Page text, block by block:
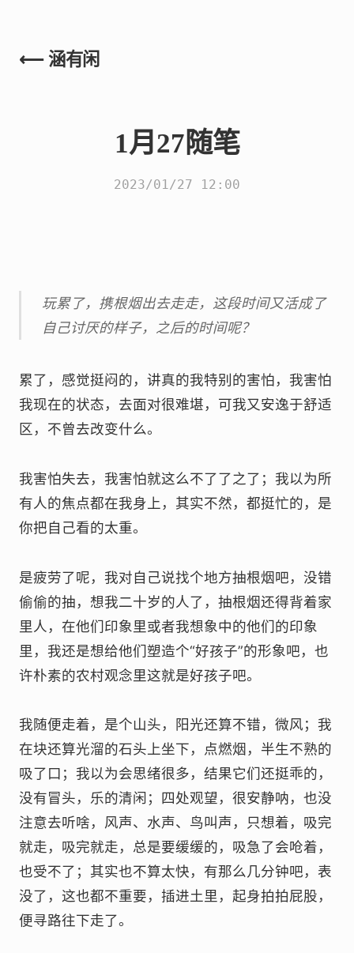
⟵ 涵有闲
1月27随笔
2023/01/27 12:00
玩累了，携根烟出去走走，这段时间又活成了
自己讨厌的样子，之后的时间呢？
累了，感觉挺闷的，讲真的我特别的害怕，我害怕
我现在的状态，去面对很难堪，可我又安逸于舒适
区，不曾去改变什么。
我害怕失去，我害怕就这么不了了之了；我以为所
有人的焦点都在我身上，其实不然，都挺忙的，是
你把自己看的太重。
是疲劳了呢，我对自己说找个地方抽根烟吧，没错
偷偷的抽，想我二十岁的人了，抽根烟还得背着家
里人，在他们印象里或者我想象中的他们的印象
里，我还是想给他们塑造个“好孩子”的形象吧，也
许朴素的农村观念里这就是好孩子吧。
我随便走着，是个山头，阳光还算不错，微风；我
在块还算光溜的石头上坐下，点燃烟，半生不熟的
吸了口；我以为会思绪很多，结果它们还挺乖的，
没有冒头，乐的清闲；四处观望，很安静呐，也没
注意去听啥，风声、水声、鸟叫声，只想着，吸完
就走，吸完就走，总是要缓缓的，吸急了会呛着，
也受不了；其实也不算太快，有那么几分钟吧，表
没了，这也都不重要，插进土里，起身拍拍屁股，
便寻路往下走了。